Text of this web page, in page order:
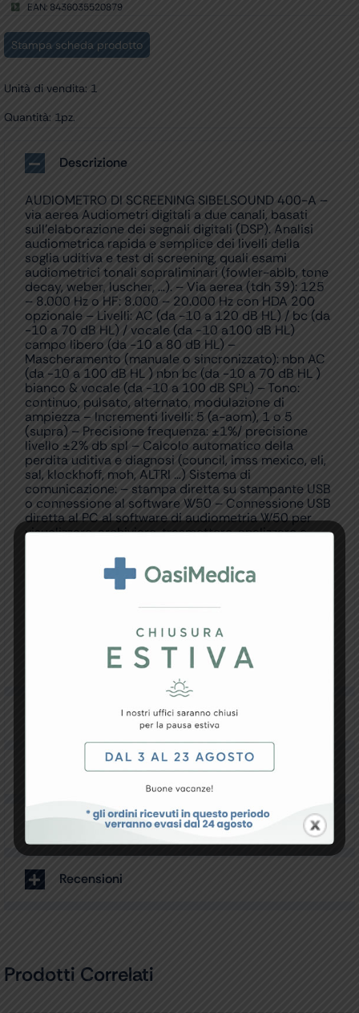
EAN: 8436035520879
Stampa scheda prodotto
Unità di vendita: 1
Quantità: 1pz.
Descrizione
AUDIOMETRO DI SCREENING SIBELSOUND 400-A –
via aerea Audiometri digitali a due canali, basati
sull’elaborazione dei segnali digitali (DSP). Analisi
audiometrica rapida e semplice dei livelli della
soglia uditiva e test di screening, quali esami
audiometrici tonali sopraliminari (fowler-ablb, tone
decay, weber, luscher, …). – Via aerea (tdh 39): 125
– 8.000 Hz o HF: 8.000 – 20.000 Hz con HDA 200
opzionale – Livelli: AC (da -10 a 120 dB HL) / bc (da
-10 a 70 dB HL) / vocale (da -10 a100 dB HL)
campo libero (da -10 a 80 dB HL) –
Mascheramento (manuale o sincronizzato): nbn AC
(da -10 a 100 dB HL ) nbn bc (da -10 a 70 dB HL )
bianco & vocale (da -10 a 100 dB SPL) – Tono:
continuo, pulsato, alternato, modulazione di
ampiezza – Incrementi livelli: 5 (a-aom), 1 o 5
(supra) – Precisione frequenza: ±1%/ precisione
livello ±2% db spl – Calcolo automatico della
perdita uditiva e diagnosi (council, imss mexico, eli,
sal, klockhoff, moh, ALTRI …) Sistema di
comunicazione: – stampa diretta su stampante USB
o connessione al software W50 – Connessione USB
diretta al PC al software di audiometria W50 per
visualizzare, archiviare, trasmettere, analizzare e
inserire i dati rilevati con altri audiometri e mostra
la diagnosi automatica (IMSS, …). Compatibile con
Windows 7, 8.1 e 10 (32/64 bit). Dimensioni:
390x260x105 mm Peso: 2,4 kg senza accessori
alfanumerico retroilluminato 2 righe di 16 caratteri
Manuale utente GB, IT (disponibile su richiesta FR,
Specifiche Tecniche
Resi e Garanzia
Downloads
Recensioni
Prodotti Correlati